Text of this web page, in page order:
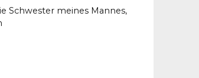
Schwester meines Mannes,